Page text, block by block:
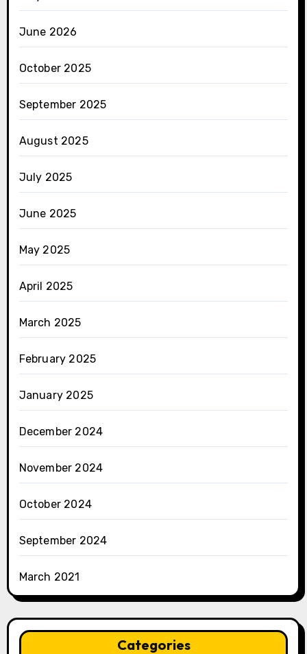
June 2026
October 2025
September 2025
August 2025
July 2025
June 2025
May 2025
April 2025
March 2025
February 2025
January 2025
December 2024
November 2024
October 2024
September 2024
March 2021
Categories